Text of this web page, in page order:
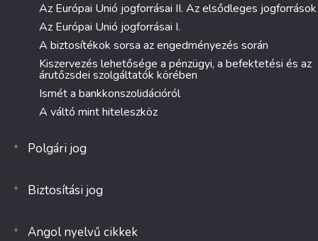
Az Európai Unió jogforrásai II. Az elsődleges jogforrások
Az Európai Unió jogforrásai I.
A biztosítékok sorsa az engedményezés során
Kiszervezés lehetősége a pénzügyi, a befektetési és az
árutőzsdei szolgáltatók körében
Ismét a bankkonszolidációról
A váltó mint hiteleszköz
Polgári jog
Biztosítási jog
Angol nyelvű cikkek